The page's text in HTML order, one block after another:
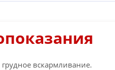
вскармливание.